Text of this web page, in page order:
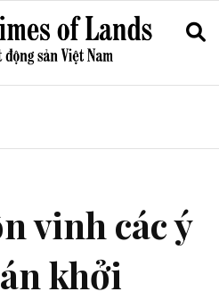
vinh các ý
khởi